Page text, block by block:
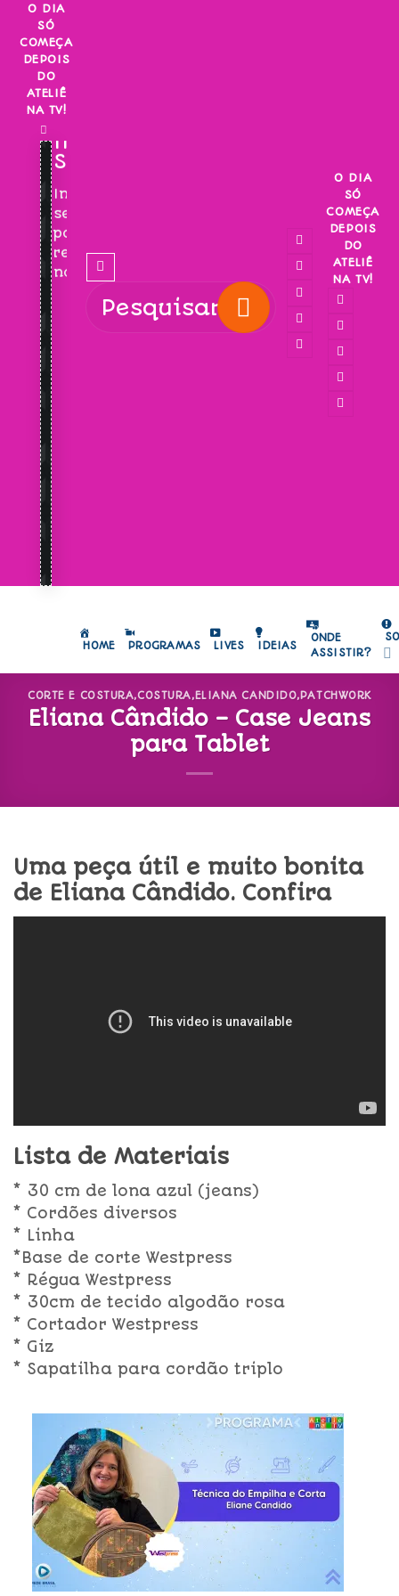
Skip
content
O DIA
SÓ
COMEÇA
DEPOIS
DO
ATELIÊ
NA TV!
INSCREVA-
SE!
Inscreva-
se
para
receber
novidades!
O DIA
SÓ
COMEÇA
DEPOIS
DO
ATELIÊ
NA TV!
HOME PROGRAMAS LIVES IDEIAS
ONDE
ASSISTIR?
CORTE E COSTURA,COSTURA, ELIANA CANDIDO, PATCHWORK
Eliana Cândido – Case Jeans
para Tablet
Uma peça útil e muito bonita
de Eliana Cândido. Confira
Lista de Materiais
* 30 cm de lona azul (jeans)
* Cordões diversos
* Linha
*Base de corte Westpress
* Régua Westpress
* 30cm de tecido algodão rosa
* Cortador Westpress
* Giz
* Sapatilha para cordão triplo